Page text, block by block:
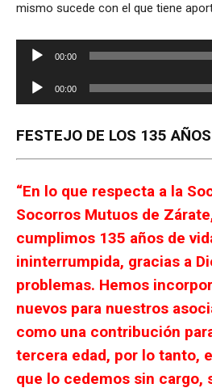
mismo sucede con el que tiene
Reproductor
audio
00:00
Reproductor
de
00:00
FESTEJO DE LOS 135 AÑOS
“En lo que respecta a la
Socorros Mutuos de
cumplimos 135 años de
ininterrumpida, gracias a
problemas. Hemos
nuevos para nuestros
como una contribución
tercera edad, por lo tanto,
que lo cedemos sin cargo,